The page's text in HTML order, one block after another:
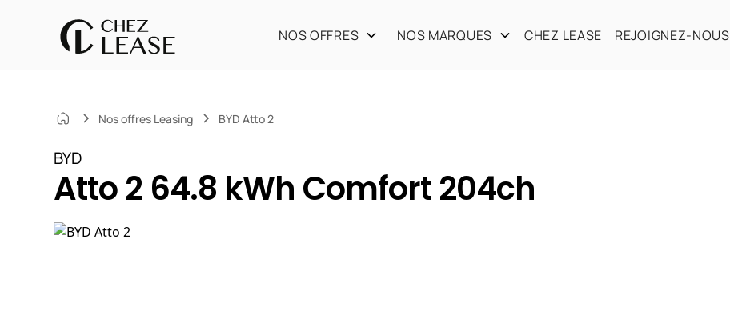
NOS OFFRES NOS MARQUES CHEZ LEASE REJOIGNEZ-NOUS
Nos offres Leasing BYD Atto 2
BYD
Atto 2 64.8 kWh Comfort 204ch